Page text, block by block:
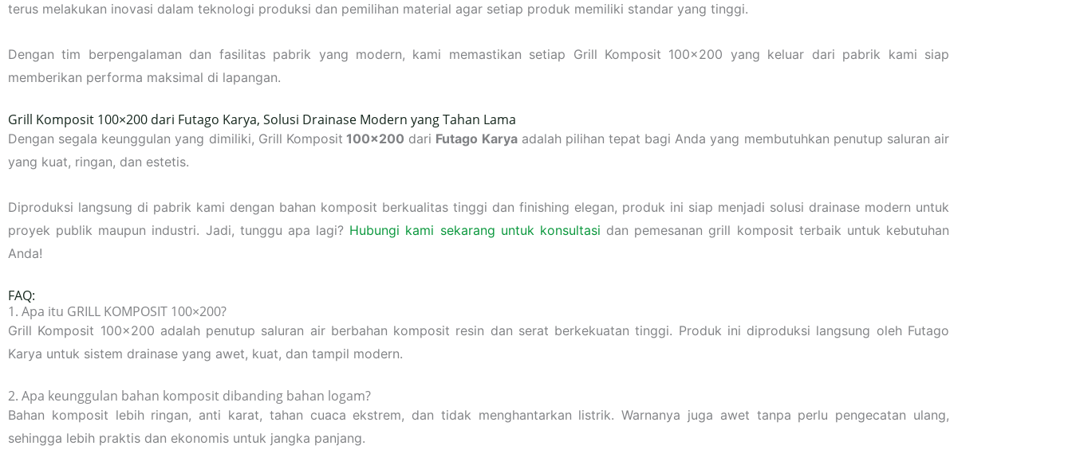
terus melakukan inovasi dalam teknologi produksi dan pemilihan material agar setiap produk memiliki standar yang tinggi.
Dengan tim berpengalaman dan fasilitas pabrik yang modern, kami memastikan setiap Grill Komposit 100×200 yang keluar dari pabrik kami siap
memberikan performa maksimal di lapangan.
Grill Komposit 100×200 dari Futago Karya, Solusi Drainase Modern yang Tahan Lama
Dengan segala keunggulan yang dimiliki, Grill Komposit 100×200 dari Futago Karyaadalah pilihan tepat bagi Anda yang membutuhkan penutup saluran air
yang kuat, ringan, dan estetis.
Diproduksi langsung di pabrik kami dengan bahan komposit berkualitas tinggi dan finishing elegan, produk ini siap menjadi solusi drainase modern untuk
proyek publik maupun industri. Jadi, tunggu apa lagi? Hubungi kami sekarang untuk konsultasi dan pemesanan grill komposit terbaik untuk kebutuhan
Anda!
FAQ:
1. Apa itu GRILL KOMPOSIT 100×200?
Grill Komposit 100×200 adalah penutup saluran air berbahan komposit resin dan serat berkekuatan tinggi. Produk ini diproduksi langsung oleh Futago
Karya untuk sistem drainase yang awet, kuat, dan tampil modern.
2. Apa keunggulan bahan komposit dibanding bahan logam?
Bahan komposit lebih ringan, anti karat, tahan cuaca ekstrem, dan tidak menghantarkan listrik. Warnanya juga awet tanpa perlu pengecatan ulang,
sehingga lebih praktis dan ekonomis untuk jangka panjang.